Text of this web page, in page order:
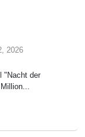
2026
"Nacht der